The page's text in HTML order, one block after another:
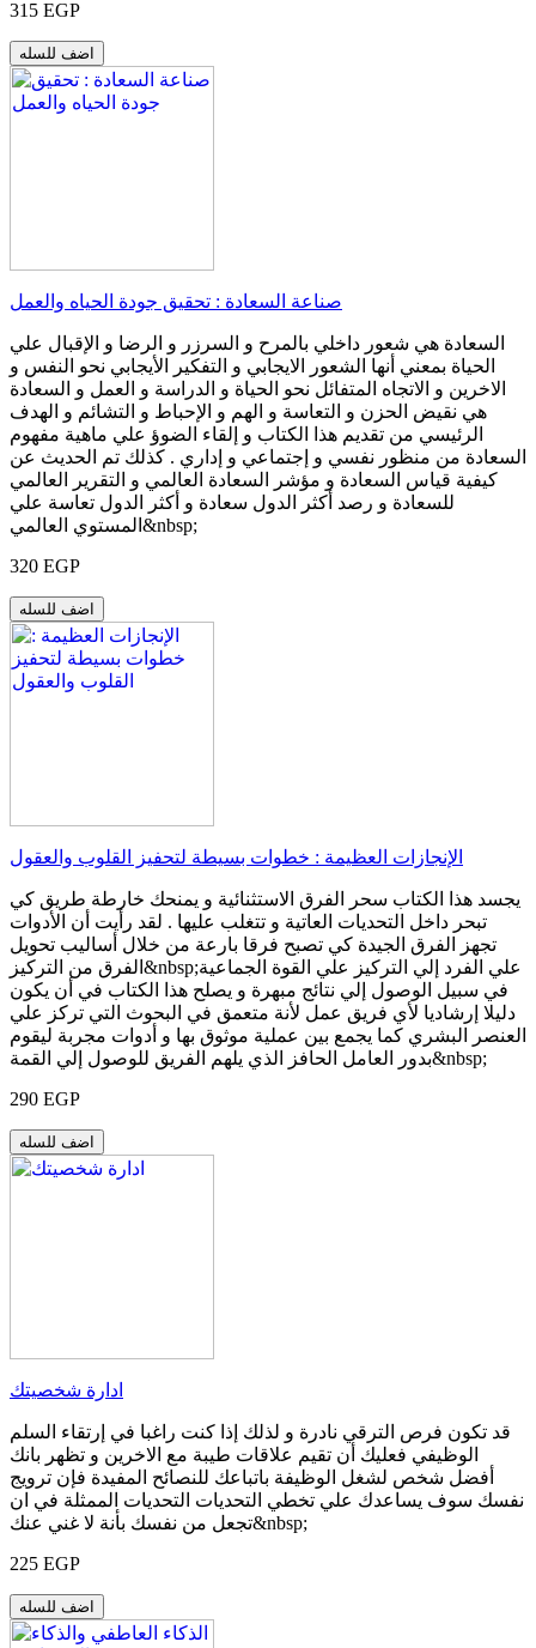
315 EGP
اضف للسله
صناعة السعادة : تحقيق جودة الحياه والعمل
السعادة هي شعور داخلي بالمرح و السرزر و الرضا و الإقبال علي
الحياة بمعني أنها الشعور الايجابي و التفكير الأيجابي نحو النفس و
الاخرين و الاتجاه المتفائل نحو الحياة و الدراسة و العمل و السعادة
هي نقيض الحزن و التعاسة و الهم و الإحباط و التشائم و الهدف
الرئيسي من تقديم هذا الكتاب و إلقاء الضوؤ علي ماهية مفهوم
السعادة من منظور نفسي و إجتماعي و إداري . كذلك تم الحديث عن
كيفية قياس السعادة و مؤشر السعادة العالمي و التقرير العالمي
للسعادة و رصد أكثر الدول سعادة و أكثر الدول تعاسة علي
المستوي العالمي&nbsp;
320 EGP
اضف للسله
الإنجازات العظيمة : خطوات بسيطة لتحفيز القلوب والعقول
يجسد هذا الكتاب سحر الفرق الاستثنائية و يمنحك خارطة طريق كي
تبحر داخل التحديات العاتية و تتغلب عليها . لقد رأيت أن الأدوات
تجهز الفرق الجيدة كي تصبح فرقا بارعة من خلال أساليب تحويل
الفرق من التركيز&nbsp;علي الفرد إلي التركيز علي القوة الجماعية
في سبيل الوصول إلي نتائج مبهرة و يصلح هذا الكتاب في أن يكون
دليلا إرشاديا لأي فريق عمل لأنة متعمق في البحوث التي تركز علي
العنصر البشري كما يجمع بين عملية موثوق بها و أدوات مجربة ليقوم
بدور العامل الحافز الذي يلهم الفريق للوصول إلي القمة&nbsp;
290 EGP
اضف للسله
ادارة شخصيتك
قد تكون فرص الترقي نادرة و لذلك إذا كنت راغبا في إرتقاء السلم
الوظيفي فعليك أن تقيم علاقات طيبة مع الاخرين و تظهر بانك
أفضل شخص لشغل الوظيفة باتباعك للنصائح المفيدة فإن ترويج
نفسك سوف يساعدك علي تخطي التحديات التحديات الممثلة في ان
تجعل من نفسك بأنة لا غني عنك&nbsp;
225 EGP
اضف للسله